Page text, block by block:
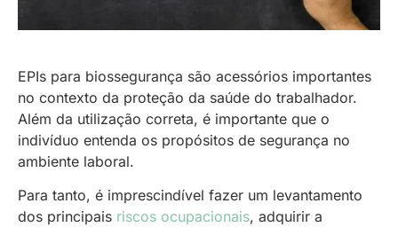
EPIs para biossegurança são acessórios importantes
no contexto da proteção da saúde do trabalhador.
Além da utilização correta, é importante que o
indivíduo entenda os propósitos de segurança no
ambiente laboral.
Para tanto, é imprescindível fazer um levantamento
dos principais riscos ocupacionais, adquirir a